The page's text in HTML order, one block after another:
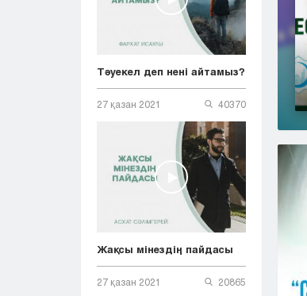
Тәуекел деп нені айтамыз?
27 қазан 2021 40370
Жақсы мінездің пайдасы
27 қазан 2021 20865